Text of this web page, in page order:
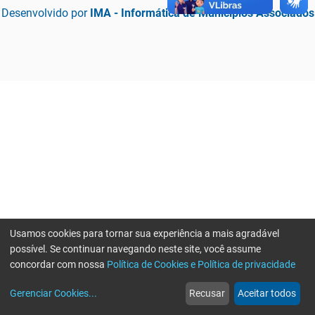
Desenvolvido por IMA - Informática de Municípios Associados
web
Notícias
more_horiz
Mais
Usamos cookies para tornar sua experiência a mais agradável
possível. Se continuar navegando neste site, você assume
concordar com nossa Política de Cookies e Política de privacidade
Gerenciar Cookies... Recusar Aceitar todos
Erro ao enviar informações, por favor tente novamente